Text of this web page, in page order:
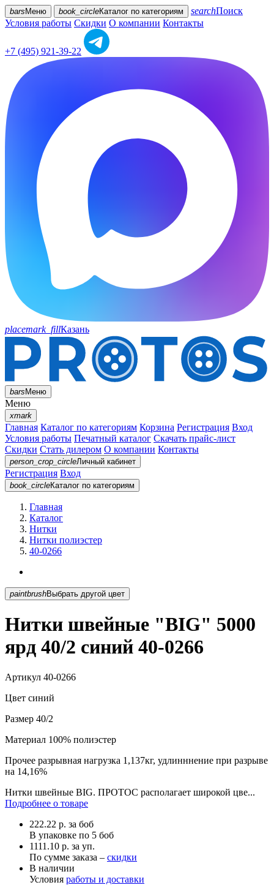
bars Меню book_circleКаталог по категориям searchПоиск
Условия работы Скидки О компании Контакты
+7 (495) 921-39-22
placemark_fillКазань
barsМеню
Меню
xmark
Главная Каталог по категориям Корзина Регистрация Вход
Условия работы Печатный каталог Скачать прайс-лист
Скидки Стать дилером О компании Контакты
person_crop_circleЛичный кабинет
Регистрация Вход
book_circleКаталог по категориям
Главная
Каталог
Нитки
Нитки полиэстер
40-0266
paintbrush Выбрать другой цвет
Нитки швейные "BIG" 5000
ярд 40/2 синий 40-0266
Артикул 40-0266
Цвет синий
Размер 40/2
Материал 100% полиэстер
Прочее разрывная нагрузка 1,137кг, удлинннение при разрыве
на 14,16%
Нитки швейные BIG. ПРОТОС располагает широкой цве...
Подробнее о товаре
222.22 р. за боб
В упаковке по 5 боб
1111.10 р. за уп.
По сумме заказа – скидки
В наличии
Условия работы и доставки